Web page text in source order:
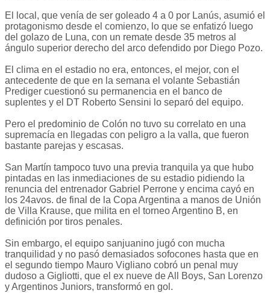
El local, que venía de ser goleado 4 a 0 por Lanús, asumió el
protagonismo desde el comienzo, lo que se enfatizó luego
del golazo de Luna, con un remate desde 35 metros al
ángulo superior derecho del arco defendido por Diego Pozo.
El clima en el estadio no era, entonces, el mejor, con el
antecedente de que en la semana el volante Sebastián
Prediger cuestionó su permanencia en el banco de
suplentes y el DT Roberto Sensini lo separó del equipo.
Pero el predominio de Colón no tuvo su correlato en una
supremacía en llegadas con peligro a la valla, que fueron
bastante parejas y escasas.
San Martín tampoco tuvo una previa tranquila ya que hubo
pintadas en las inmediaciones de su estadio pidiendo la
renuncia del entrenador Gabriel Perrone y encima cayó en
los 24avos. de final de la Copa Argentina a manos de Unión
de Villa Krause, que milita en el torneo Argentino B, en
definición por tiros penales.
Sin embargo, el equipo sanjuanino jugó con mucha
tranquilidad y no pasó demasiados sofocones hasta que en
el segundo tiempo Mauro Vigliano cobró un penal muy
dudoso a Gigliotti, que el ex nueve de All Boys, San Lorenzo
y Argentinos Juniors, transformó en gol.